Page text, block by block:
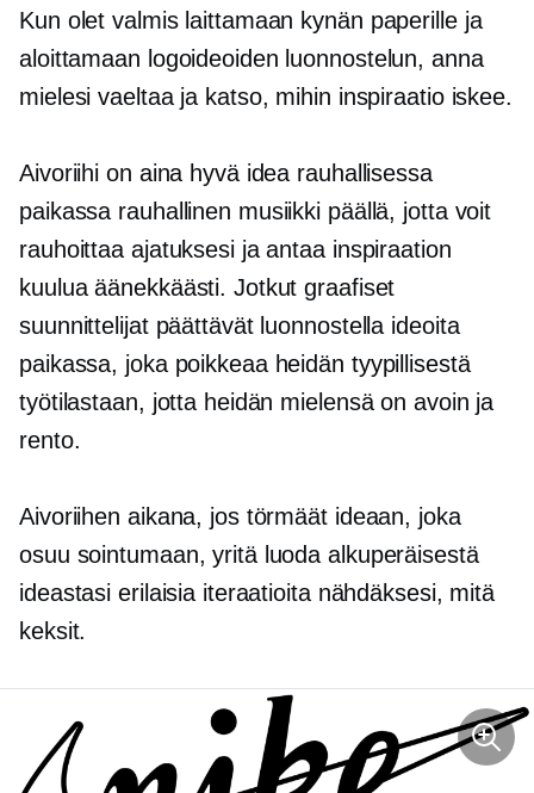
Kun olet valmis laittamaan kynän paperille ja
aloittamaan logoideoiden luonnostelun, anna
mielesi vaeltaa ja katso, mihin inspiraatio iskee.
Aivoriihi on aina hyvä idea rauhallisessa
paikassa rauhallinen musiikki päällä, jotta voit
rauhoittaa ajatuksesi ja antaa inspiraation
kuulua äänekkäästi. Jotkut graafiset
suunnittelijat päättävät luonnostella ideoita
paikassa, joka poikkeaa heidän tyypillisestä
työtilastaan, jotta heidän mielensä on avoin ja
rento.
Aivoriihen aikana, jos törmäät ideaan, joka
osuu sointumaan, yritä luoda alkuperäisestä
ideastasi erilaisia ​​iteraatioita nähdäksesi, mitä
keksit.